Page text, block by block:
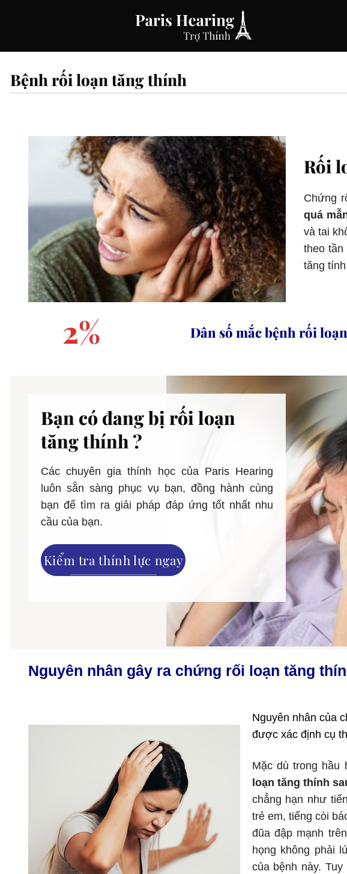
Bệnh rối loạn tăng thính
Rối
Chứng
quá
và tai
theo
tăng
2% Dân số mắc bệnh rối
Bạn có đang bị rối loạn
tăng thính ?
Các chuyên gia thính học của Paris Hearing
luôn sẵn sàng phục vụ bạn, đồng hành cùng
bạn để tìm ra giải pháp đáp ứng tốt nhất nhu
cầu của bạn.
Kiểm tra thính lực ngay
Nguyên nhân gây ra chứng rối loạn tăng
Nguyên nhân của
được xác định cụ
Mặc dù trong
loạn tăng thính
chẳng hạn như
trẻ em, tiếng còi
đũa đập mạnh
họng không phải
của bệnh này.